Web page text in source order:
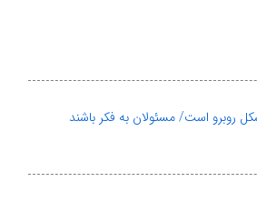
روبرو است/ مسئولان به فکر باشند